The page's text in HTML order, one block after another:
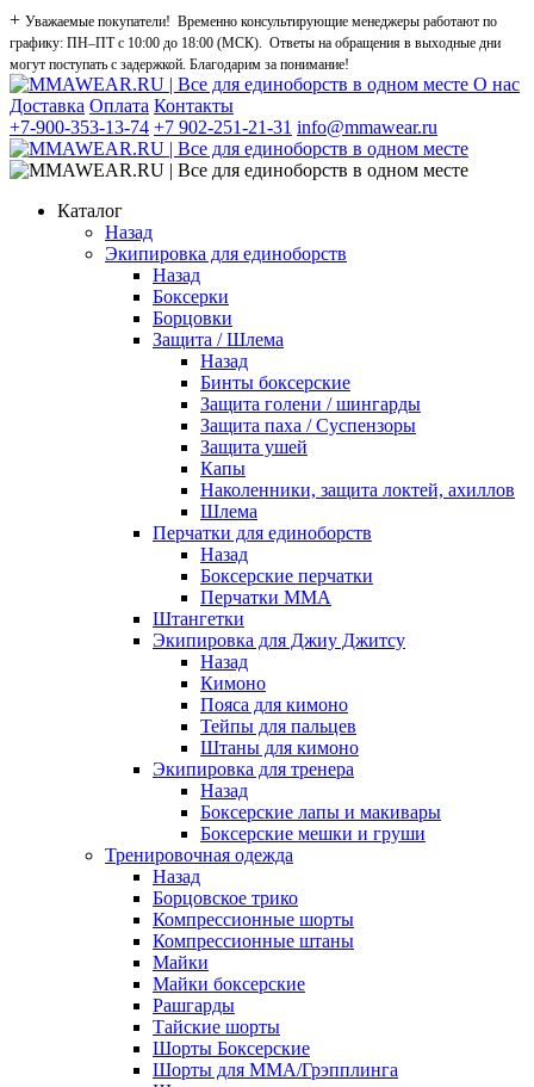
+ Уважаемые покупатели! Временно консультирующие менеджеры работают по
графику: ПН–ПТ с 10:00 до 18:00 (МСК). Ответы на обращения в выходные дни
могут поступать с задержкой. Благодарим за понимание!
О нас
Доставка Оплата Контакты
+7-900-353-13-74 +7 902-251-21-31 info@mmawear.ru
Каталог
Назад
Экипировка для единоборств
Назад
Боксерки
Борцовки
Защита / Шлема
Назад
Бинты боксерские
Защита голени / шингарды
Защита паха / Суспензоры
Защита ушей
Капы
Наколенники, защита локтей, ахиллов
Шлема
Перчатки для единоборств
Назад
Боксерские перчатки
Перчатки ММА
Штангетки
Экипировка для Джиу Джитсу
Назад
Кимоно
Пояса для кимоно
Тейпы для пальцев
Штаны для кимоно
Экипировка для тренера
Назад
Боксерские лапы и макивары
Боксерские мешки и груши
Тренировочная одежда
Назад
Борцовское трико
Компрессионные шорты
Компрессионные штаны
Майки
Майки боксерские
Рашгарды
Тайские шорты
Шорты Боксерские
Шорты для ММА/Грэпплинга